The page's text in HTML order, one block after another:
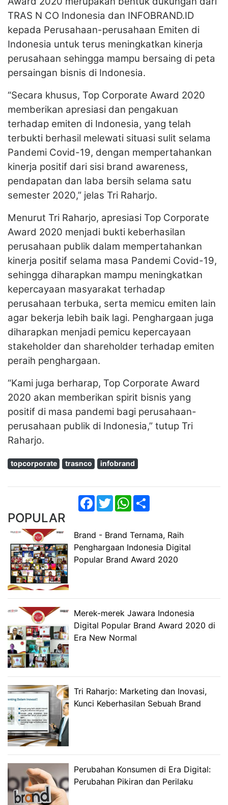
TRAS N CO Indonesia dan INFOBRAND.ID
kepada Perusahaan-perusahaan Emiten di
Indonesia untuk terus meningkatkan kinerja
perusahaan sehingga mampu bersaing di peta
persaingan bisnis di Indonesia.
“Secara khusus, Top Corporate Award 2020
memberikan apresiasi dan pengakuan
terhadap emiten di Indonesia, yang telah
terbukti berhasil melewati situasi sulit selama
Pandemi Covid-19, dengan mempertahankan
kinerja positif dari sisi brand awareness,
pendapatan dan laba bersih selama satu
semester 2020,” jelas Tri Raharjo.
Menurut Tri Raharjo, apresiasi Top Corporate
Award 2020 menjadi bukti keberhasilan
perusahaan publik dalam mempertahankan
kinerja positif selama masa Pandemi Covid-19,
sehingga diharapkan mampu meningkatkan
kepercayaan masyarakat terhadap
perusahaan terbuka, serta memicu emiten lain
agar bekerja lebih baik lagi. Penghargaan juga
diharapkan menjadi pemicu kepercayaan
stakeholder dan shareholder terhadap emiten
peraih penghargaan.
“Kami juga berharap, Top Corporate Award
2020 akan memberikan spirit bisnis yang
positif di masa pandemi bagi perusahaan-
perusahaan publik di Indonesia,” tutup Tri
Raharjo.
topcorporate trasnco infobrand
Facebook
TwitterWhatsApp
POPULAR
Brand - Brand Ternama, Raih
Penghargaan Indonesia Digital
Popular Brand Award 2020
Merek-merek Jawara Indonesia
Digital Popular Brand Award 2020 di
Era New Normal
Tri Raharjo: Marketing dan Inovasi,
Kunci Keberhasilan Sebuah Brand
Perubahan Konsumen di Era Digital:
Perubahan Pikiran dan Perilaku